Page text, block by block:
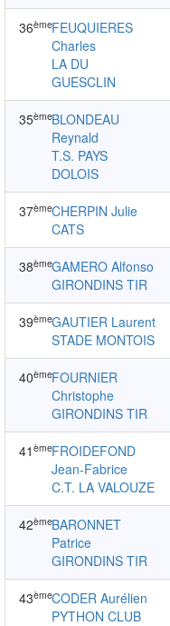
36èmeFEUQUIERES
Charles
LA DU
GUESCLIN
35èmeBLONDEAU
Reynald
T.S. PAYS
DOLOIS
37èmeCHERPIN Julie
CATS
38èmeGAMERO Alfonso
GIRONDINS TIR
39èmeGAUTIER Laurent
STADE MONTOIS
40èmeFOURNIER
Christophe
GIRONDINS TIR
41 èmeFROIDEFOND
Jean-Fabrice
C.T. LA VALOUZE
42èmeBARONNET
Patrice
GIRONDINS TIR
43èmeCODER Aurélien
PYTHON CLUB